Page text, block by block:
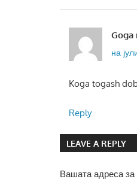
Goga
на
Koga togash
Reply
LEAVE A REPLY
Вашата адреса